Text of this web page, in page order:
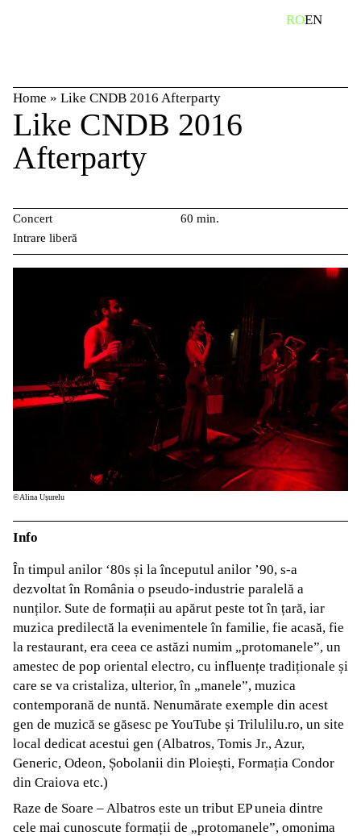
ROEN
Home » Like CNDB 2016 Afterparty
Like CNDB 2016
Afterparty
Concert
Intrare liberă
60 min.
©Alina Ușurelu
Info
În timpul anilor ‘80s și la începutul anilor ’90, s-a
dezvoltat în România o pseudo-industrie paralelă a
nunților. Sute de formații au apărut peste tot în țară, iar
muzica predilectă la evenimentele în familie, fie acasă, fie
la restaurant, era ceea ce astăzi numim „protomanele”, un
amestec de pop oriental electro, cu influențe tradiționale și
care se va cristaliza, ulterior, în „manele”, muzica
contemporană de nuntă. Nenumărate exemple din acest
gen de muzică se găsesc pe YouTube și Trilulilu.ro, un site
local dedicat acestui gen (Albatros, Tomis Jr., Azur,
Generic, Odeon, Șobolanii din Ploiești, Formația Condor
din Craiova etc.)
Raze de Soare – Albatros este un tribut EP uneia dintre
cele mai cunoscute formații de „protomanele”, omonima